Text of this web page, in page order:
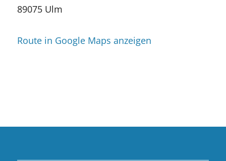
89075 Ulm
Route in Google Maps anzeigen